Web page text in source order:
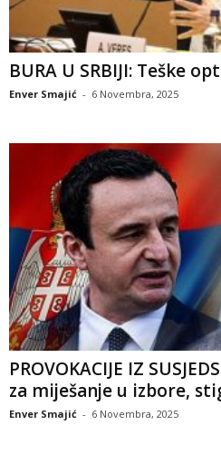
BURA U SRBIJI: Teške
Enver Smajić - 6 Novembra, 2025
PROVOKACIJE IZ
za miješanje u izbore,
Enver Smajić - 6 Novembra, 2025